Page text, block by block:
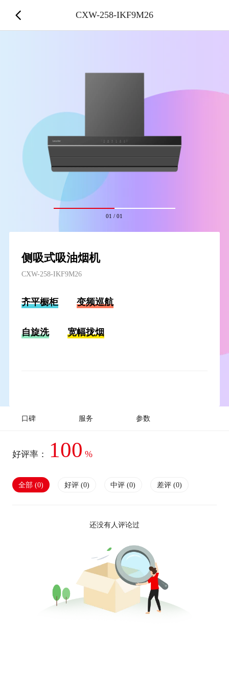
01 /01
侧吸式吸油烟机
CXW-258-IKF9M26
齐平橱柜 变频巡航
自旋洗 宽幅拢烟
口碑 服务 参数
好评率： 100 %
全部 (0) 好评 (0) 中评 (0) 差评 (0)
还没有人评论过
CXW-258-IKF9M26